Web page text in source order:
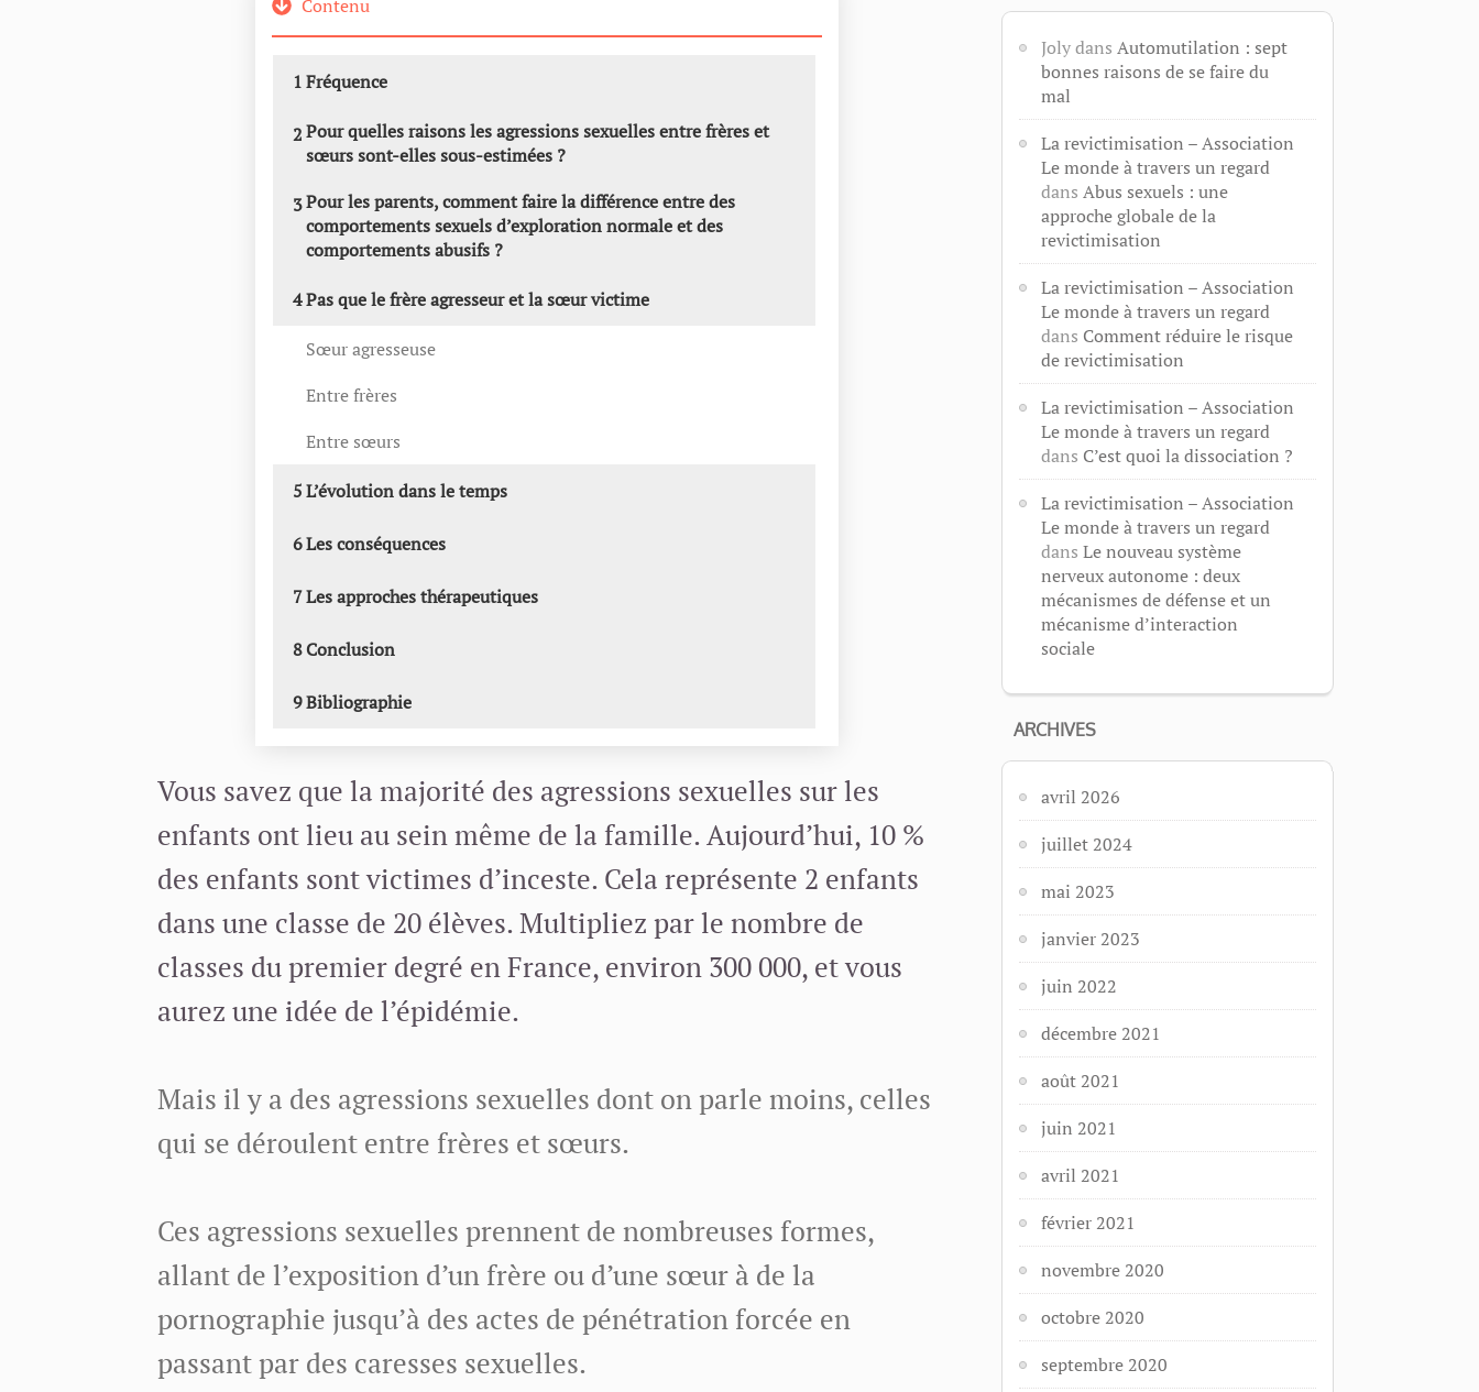
Contenu
1Fréquence
2Pour quelles raisons les agressions sexuelles entre frères et
sœurs sont-elles sous-estimées ?
3Pour les parents, comment faire la différence entre des
comportements sexuels d’exploration normale et des
comportements abusifs ?
4Pas que le frère agresseur et la sœur victime
Sœur agresseuse
Entre frères
Entre sœurs
5L’évolution dans le temps
6Les conséquences
7Les approches thérapeutiques
8Conclusion
9Bibliographie
Vous savez que la majorité des agressions sexuelles sur les
enfants ont lieu au sein même de la famille. Aujourd’hui, 10 %
des enfants sont victimes d’inceste. Cela représente 2 enfants
dans une classe de 20 élèves. Multipliez par le nombre de
classes du premier degré en France, environ 300 000, et vous
aurez une idée de l’épidémie.
Mais il y a des agressions sexuelles dont on parle moins, celles
qui se déroulent entre frères et sœurs.
Ces agressions sexuelles prennent de nombreuses formes,
allant de l’exposition d’un frère ou d’une sœur à de la
pornographie jusqu’à des actes de pénétration forcée en
passant par des caresses sexuelles.
Jolydans Automutilation : sept
bonnes raisons de se faire du
mal
La revictimisation – Association
Le monde à travers un regard
dans Abus sexuels : une
approche globale de la
revictimisation
La revictimisation – Association
Le monde à travers un regard
dans Comment réduire le risque
de revictimisation
La revictimisation – Association
Le monde à travers un regard
dans C’est quoi la dissociation ?
La revictimisation – Association
Le monde à travers un regard
dans Le nouveau système
nerveux autonome : deux
mécanismes de défense et un
mécanisme d’interaction
sociale
ARCHIVES
avril 2026
juillet 2024
mai 2023
janvier 2023
juin 2022
décembre 2021
août 2021
juin 2021
avril 2021
février 2021
novembre 2020
octobre 2020
septembre 2020